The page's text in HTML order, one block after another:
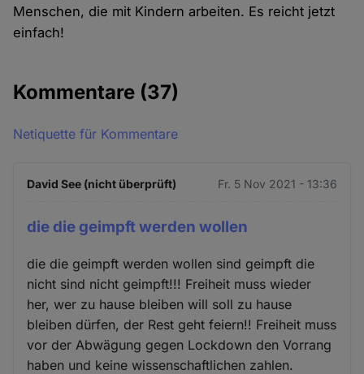
Menschen, die mit Kindern arbeiten. Es reicht jetzt
einfach!
Kommentare (37)
Netiquette für Kommentare
David See (nicht überprüft) Fr. 5 Nov 2021 - 13:36
die die geimpft werden wollen
die die geimpft werden wollen sind geimpft die
nicht sind nicht geimpft!!! Freiheit muss wieder
her, wer zu hause bleiben will soll zu hause
bleiben dürfen, der Rest geht feiern!! Freiheit muss
vor der Abwägung gegen Lockdown den Vorrang
haben und keine wissenschaftlichen zahlen.